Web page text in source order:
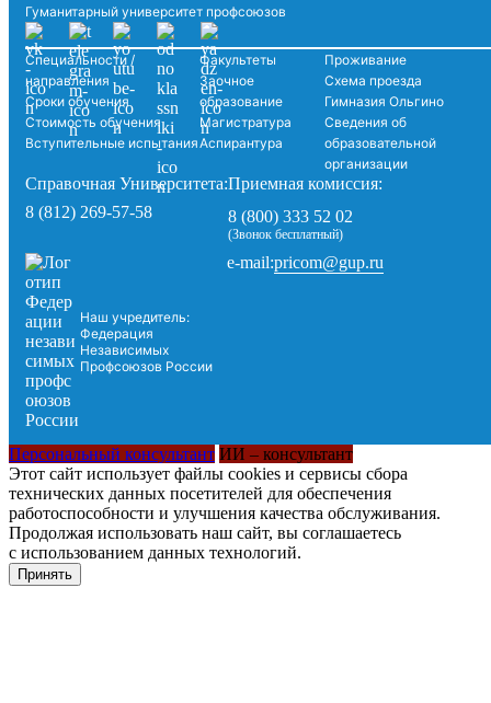
Гуманитарный университет профсоюзов
Специальности /
направления
Сроки обучения
Стоимость обучения
Вступительные испытания
Факультеты
Заочное
образование
Магистратура
Аспирантура
Проживание
Схема проезда
Гимназия Ольгино
Сведения об
образовательной
организации
Справочная Университета:
8 (812) 269-57-58
Приемная комиссия:
8 (800) 333 52 02
(Звонок бесплатный)
Наш учредитель:
Федерация
Независимых
Профсоюзов России
e-mail:pricom@gup.ru
Персональный консультант ИИ – консультант
Этот сайт использует файлы cookies и сервисы сбора
технических данных посетителей для обеспечения
работоспособности и улучшения качества обслуживания.
Продолжая использовать наш сайт, вы соглашаетесь
с использованием данных технологий.
Принять